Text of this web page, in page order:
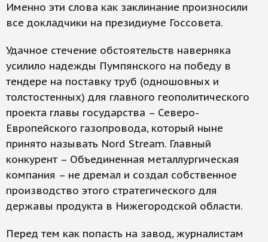
Именно эти слова как заклинание произносили
все докладчики на президиуме Госсовета.
Удачное стечение обстоятельств наверняка
усилило надежды Пумпянского на победу в
тендере на поставку труб (одношовных и
толстостенных) для главного геополитического
проекта главы государства – Северо-
Европейского газопровода, который ныне
принято называть Nord Stream. Главный
конкурент – Объединенная металлургическая
компания – не дремал и создал собственное
производство этого стратегического для
державы продукта в Нижегородской области.
Перед тем как попасть на завод, журналистам